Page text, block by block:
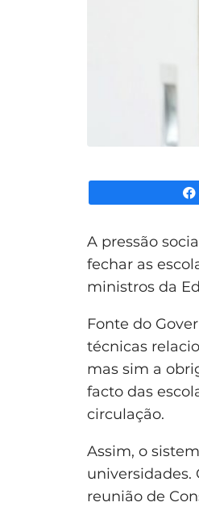
A pressão
fechar as
ministros da
Fonte do
técnicas
mas sim a
facto das
circulação.
Assim, o
universidades.
reunião de